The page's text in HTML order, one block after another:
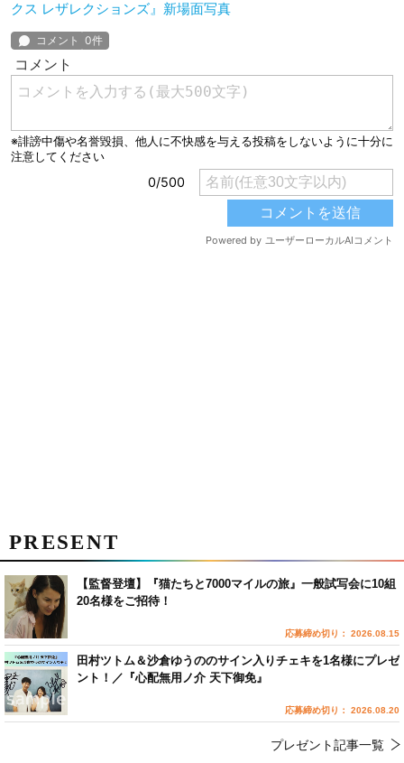
クス レザレクションズ』新場面写真
PRESENT
【監督登壇】『猫たちと7000マイルの旅』一般試写会に10組
20名様をご招待！
応募締め切り： 2026.08.15
田村ツトム＆沙倉ゆうののサイン入りチェキを1名様にプレゼ
ント！／『心配無用ノ介 天下御免』
応募締め切り： 2026.08.20
プレゼント記事一覧